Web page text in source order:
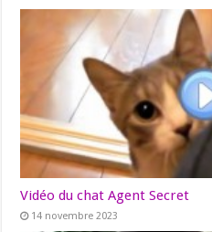
Vidéo du chat Agent Secret
14 novembre 2023